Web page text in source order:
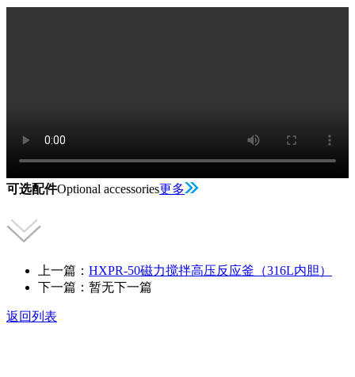
可选配件Optional accessories更多
上一篇： HXPR-50磁力搅拌高压反应釜（316L内胆）
下一篇：暂无下一篇
返回列表